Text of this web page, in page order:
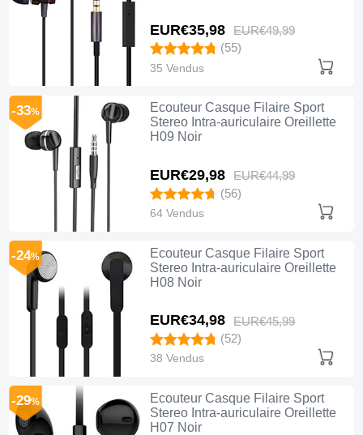
EUR€35,98 EUR€49,99
(55)
35 Vendus
Ecouteur Casque Filaire Sport
Stereo Intra-auriculaire Oreillette
H09 Noir
EUR€29,98 EUR€44,99
-33%
(56)
64 Vendus
Ecouteur Casque Filaire Sport
Stereo Intra-auriculaire Oreillette
H08 Noir
EUR€34,98 EUR€45,99
-24%
(52)
38 Vendus
Ecouteur Casque Filaire Sport
Stereo Intra-auriculaire Oreillette
H07 Noir
-29%